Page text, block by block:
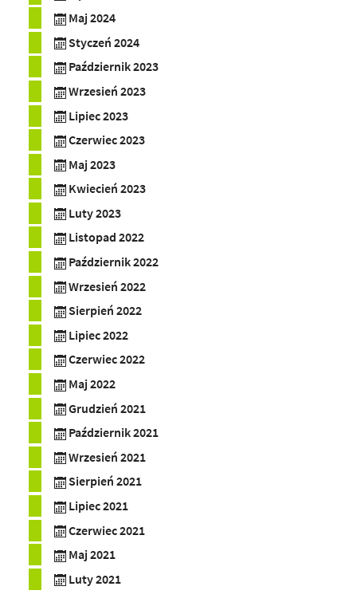
Maj 2024
Styczeń 2024
Październik 2023
Wrzesień 2023
Lipiec 2023
Czerwiec 2023
Maj 2023
Kwiecień 2023
Luty 2023
Listopad 2022
Październik 2022
Wrzesień 2022
Sierpień 2022
Lipiec 2022
Czerwiec 2022
Maj 2022
Grudzień 2021
Październik 2021
Wrzesień 2021
Sierpień 2021
Lipiec 2021
Czerwiec 2021
Maj 2021
Luty 2021